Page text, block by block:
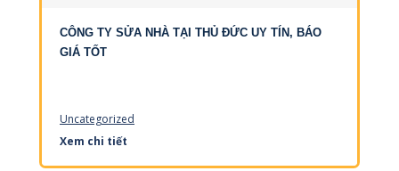
CÔNG TY SỬA NHÀ TẠI THỦ ĐỨC UY TÍN, BÁO
GIÁ TỐT
Uncategorized
Xem chi tiết